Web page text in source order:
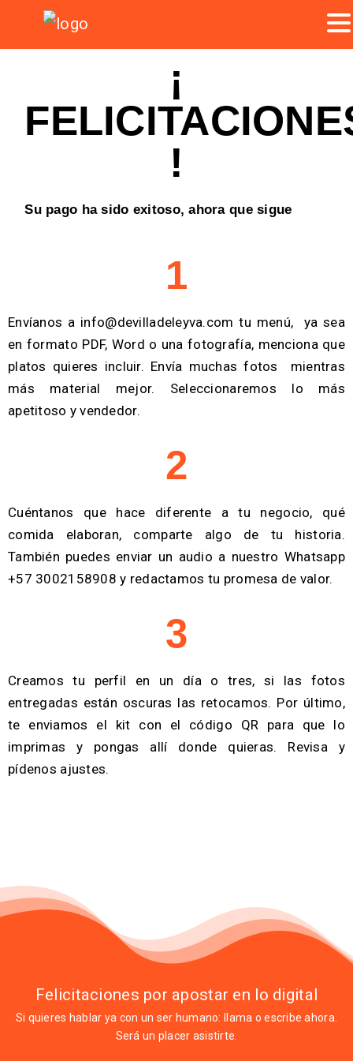
¡
!
Su pago ha sido exitoso, ahora que sigue
1
Envíanos a info@devilladeleyva.com tu menú, ya sea
en formato PDF, Word o una fotografía, menciona que
platos quieres incluir. Envía muchas fotos mientras
más material mejor. Seleccionaremos lo más
apetitoso y vendedor.
2
Cuéntanos que hace diferente a tu negocio, qué
comida elaboran, comparte algo de tu historia.
También puedes enviar un audio a nuestro Whatsapp
+57 3002158908 y redactamos tu promesa de valor.
3
Creamos tu perfil en un día o tres, si las fotos
entregadas están oscuras las retocamos. Por último,
te enviamos el kit con el código QR para que lo
imprimas y pongas allí donde quieras. Revisa y
pídenos ajustes.
Felicitaciones por apostar en lo digital
Si quieres hablar ya con un ser humano: llama o escribe ahora.
Será un placer asistirte.
MENU